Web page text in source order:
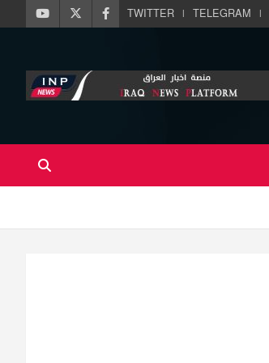
TELEGRAM
TWITTER